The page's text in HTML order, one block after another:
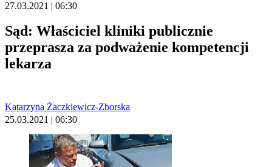
27.03.2021 | 06:30
Sąd: Właściciel kliniki publicznie
przeprasza za podważenie kompetencji
lekarza
Katarzyna Żaczkiewicz-Zborska
25.03.2021 | 06:30